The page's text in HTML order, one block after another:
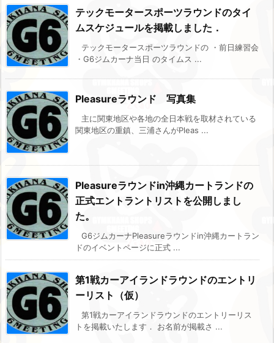
テックモータースポーツラウンドのタイ
ムスケジュールを掲載しました．
テックモータースポーツラウンドの ・前日練習会
・G6ジムカーナ当日 のタイムス ...
Pleasureラウンド 写真集
主に関東地区や各地の全日本戦を取材されている
関東地区の重鎮、三浦さんがPleas ...
Pleasureラウンドin沖縄カートランドの
正式エントラントリストを公開しまし
た。
G6ジムカーナPleasureラウンドin沖縄カートラン
ドのイベントページに正式 ...
第1戦カーアイランドラウンドのエントリ
ーリスト（仮）
第1戦カーアイランドラウンドのエントリーリス
トを掲載いたします． お名前が掲載さ ...